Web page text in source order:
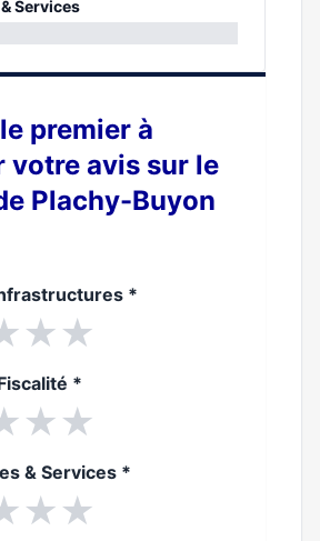
Services
premier à
votre avis sur le
Plachy-Buyon
*
★★
*
★★
& Services *
★★